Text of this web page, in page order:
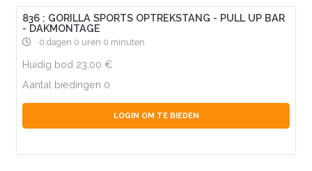
836 : GORILLA SPORTS OPTREKSTANG - PULL UP BAR
- DAKMONTAGE
0 dagen 0 uren 0 minuten
Huidig bod 23,00
Aantal biedingen 0
LOGIN OM TE BIEDEN